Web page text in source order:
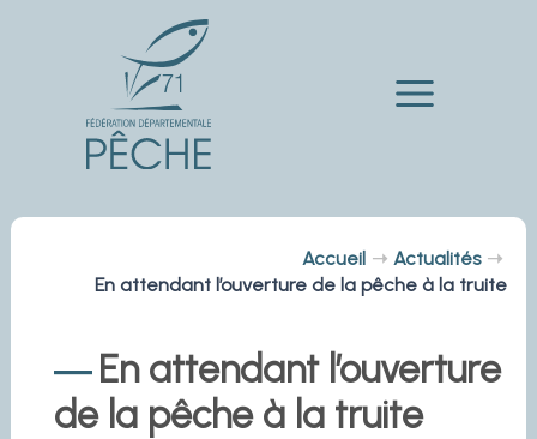
Main
Accueil
Actualités
En attendant l’ouverture de la pêche à la truite
En attendant l’ouverture
de la pêche à la truite